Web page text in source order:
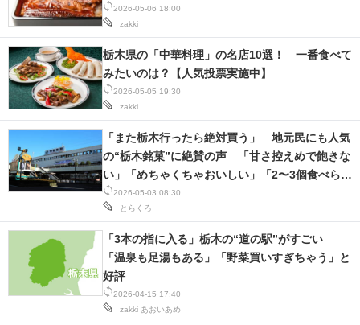
2026-05-06 18:00
zakki
2026-05-05 19:30
zakki
栃木県の「中華料理」の名店10選！ 一番食べて
みたいのは？【人気投票実施中】
2026-05-03 08:30
とらくろ
「また栃木行ったら絶対買う」 地元民にも人気
の“栃木銘菓”に絶賛の声 「甘さ控えめで飽きな
い」「めちゃくちゃおいしい」「2〜3個食べられ
る」
2026-04-15 17:40
zakki あおいあめ
「3本の指に入る」栃木の“道の駅”がすごい
「温泉も足湯もある」「野菜買いすぎちゃう」と
好評